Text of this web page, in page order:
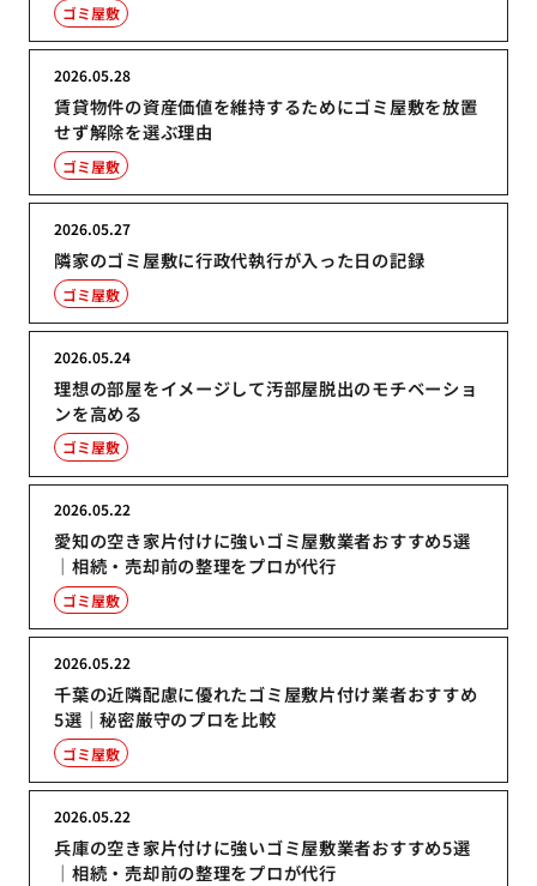
ゴミ屋敷
賃貸物件の資産価値を維持するためにゴミ屋敷を放置
せず解除を選ぶ理由
2026.05.28
ゴミ屋敷
隣家のゴミ屋敷に行政代執行が入った日の記録
2026.05.27
ゴミ屋敷
理想の部屋をイメージして汚部屋脱出のモチベーショ
ンを高める
2026.05.24
ゴミ屋敷
愛知の空き家片付けに強いゴミ屋敷業者おすすめ5選
｜相続・売却前の整理をプロが代行
2026.05.22
ゴミ屋敷
千葉の近隣配慮に優れたゴミ屋敷片付け業者おすすめ
5選｜秘密厳守のプロを比較
2026.05.22
ゴミ屋敷
兵庫の空き家片付けに強いゴミ屋敷業者おすすめ5選
｜相続・売却前の整理をプロが代行
2026.05.22